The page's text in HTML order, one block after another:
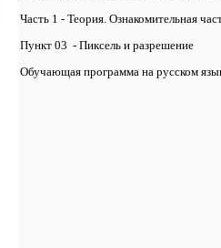
Часть 1 - Теория. Ознакомительная
Пункт 03 - Пиксель и разрешение
Обучающая программа на русском